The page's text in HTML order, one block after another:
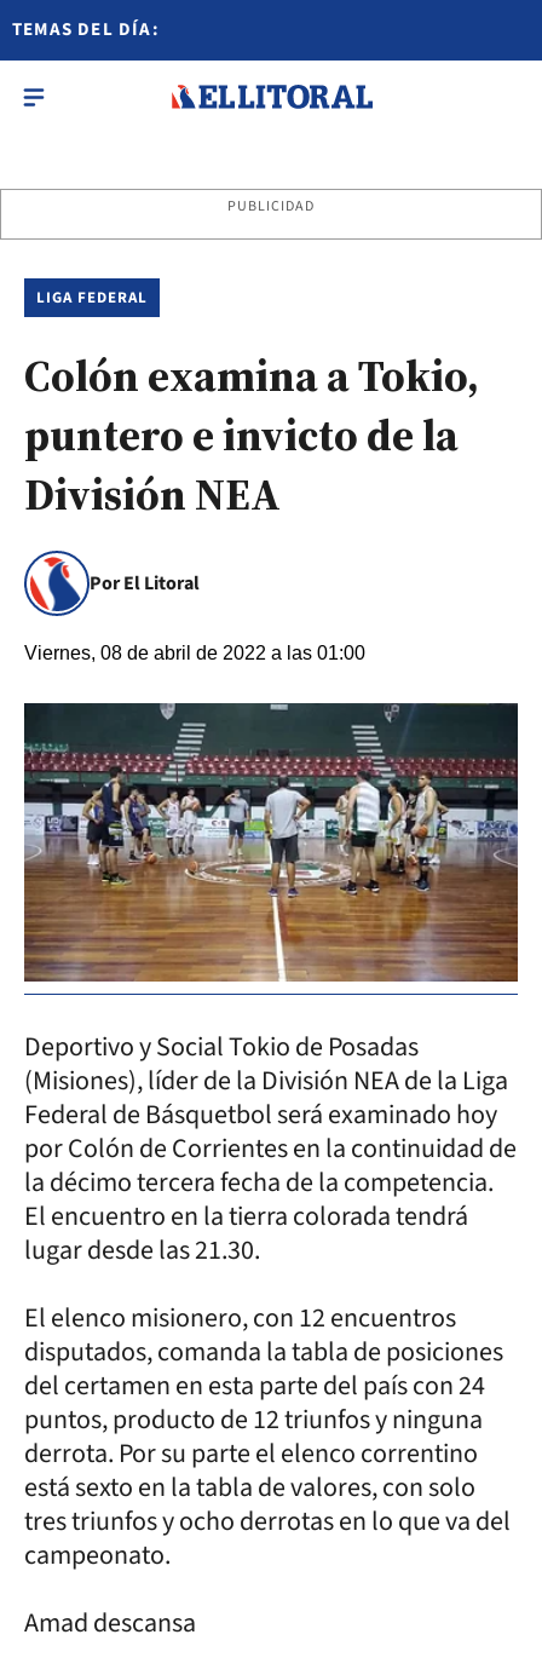
TEMAS DEL DÍA:
PUBLICIDAD
LIGA FEDERAL
Colón examina a Tokio,
puntero e invicto de la
División NEA
Por El Litoral
Viernes, 08 de abril de 2022 a las 01:00
Deportivo y Social Tokio de Posadas
(Misiones), líder de la División NEA de la Liga
Federal de Básquetbol será examinado hoy
por Colón de Corrientes en la continuidad de
la décimo tercera fecha de la competencia.
El encuentro en la tierra colorada tendrá
lugar desde las 21.30.
El elenco misionero, con 12 encuentros
disputados, comanda la tabla de posiciones
del certamen en esta parte del país con 24
puntos, producto de 12 triunfos y ninguna
derrota. Por su parte el elenco correntino
está sexto en la tabla de valores, con solo
tres triunfos y ocho derrotas en lo que va del
campeonato.
Amad descansa